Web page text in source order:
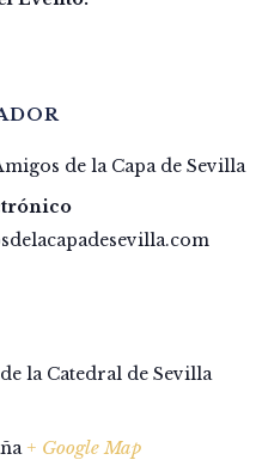
de la Capa de Sevilla
la Catedral de Sevilla
+ Google Map